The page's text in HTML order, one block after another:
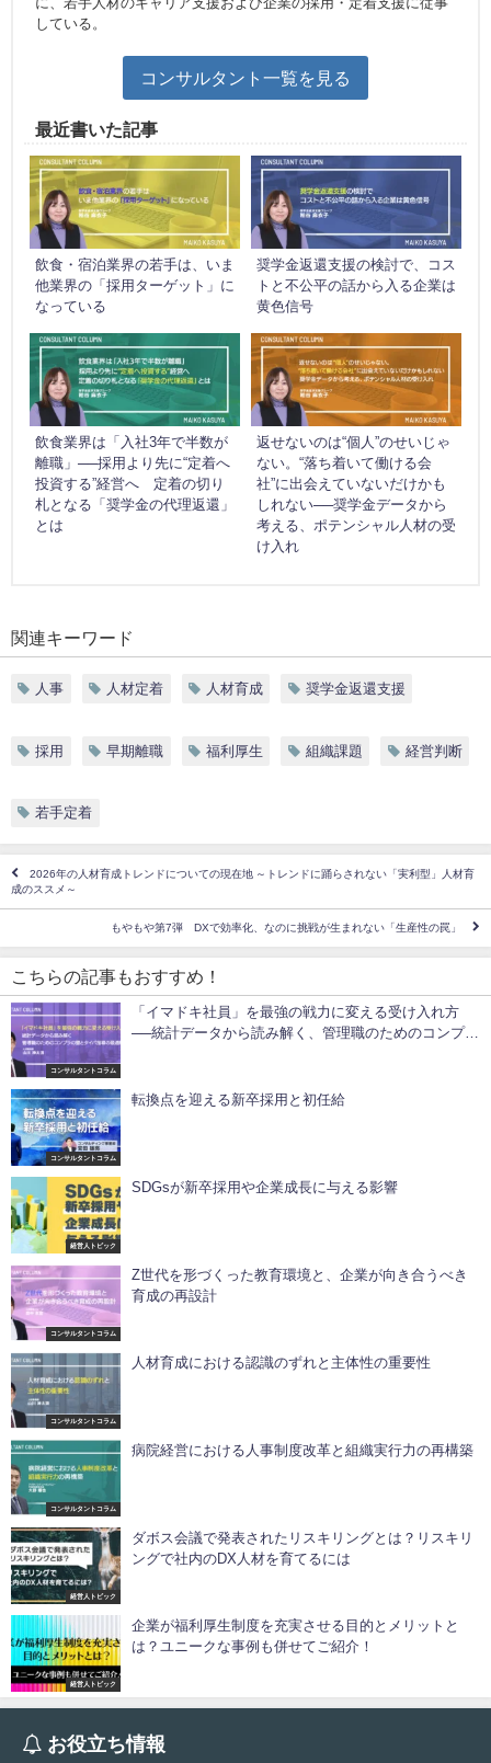
に、若手人材のキャリア支援および企業の採用・定着支援に従事
している。
コンサルタント一覧を見る
最近書いた記事
飲食・宿泊業界の若手は、いま
他業界の「採用ターゲット」に
なっている
奨学金返還支援の検討で、コス
トと不公平の話から入る企業は
黄色信号
飲食業界は「入社3年で半数が
離職」──採用より先に“定着へ
投資する”経営へ 定着の切り
札となる「奨学金の代理返還」
とは
返せないのは“個人”のせいじゃ
ない。“落ち着いて働ける会
社”に出会えていないだけかも
しれない──奨学金データから
考える、ポテンシャル人材の受
け入れ
関連キーワード
人事 人材定着 人材育成 奨学金返還支援
採用 早期離職 福利厚生 組織課題 経営判断
若手定着
2026年の人材育成トレンドについての現在地 ～トレンドに踊らされない「実利型」人材育
成のススメ～
もやもや第7弾 DXで効率化、なのに挑戦が生まれない「生産性の罠」
こちらの記事もおすすめ！
コンサルタントコラム
「イマドキ社員」を最強の戦力に変える受け入れ方
──統計データから読み解く、管理職のためのコンプラ
コンサルタントコラム
転換点を迎える新卒採用と初任給
経営人トピック
SDGsが新卒採用や企業成長に与える影響
コンサルタントコラム
Z世代を形づくった教育環境と、企業が向き合うべき
育成の再設計
コンサルタントコラム
人材育成における認識のずれと主体性の重要性
コンサルタントコラム
病院経営における人事制度改革と組織実行力の再構築
経営人トピック
ダボス会議で発表されたリスキリングとは？リスキリ
ングで社内のDX人材を育てるには
経営人トピック
企業が福利厚生制度を充実させる目的とメリットと
は？ユニークな事例も併せてご紹介！
お役立ち情報